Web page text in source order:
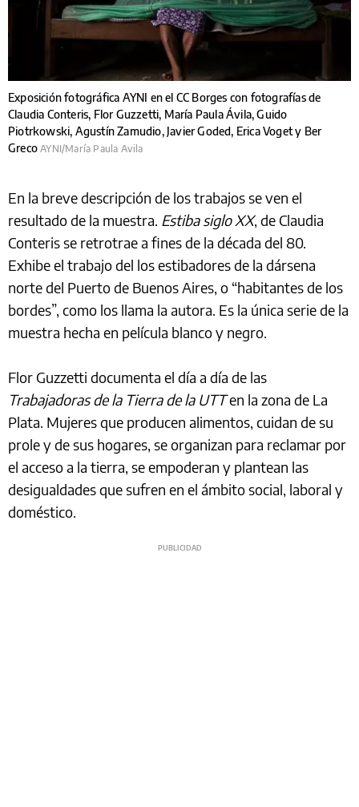
Exposición fotográfica AYNI en el CC Borges con fotografías de
Claudia Conteris, Flor Guzzetti, María Paula Ávila, Guido
Piotrkowski, Agustín Zamudio, Javier Goded, Erica Voget y Ber
GrecoAYNI/María Paula Avila
En la breve descripción de los trabajos se ven el
resultado de la muestra. Estiba siglo XX, de Claudia
Conteris se retrotrae a fines de la década del 80.
Exhibe el trabajo del los estibadores de la dársena
norte del Puerto de Buenos Aires, o “habitantes de los
bordes”, como los llama la autora. Es la única serie de la
muestra hecha en película blanco y negro.
Flor Guzzetti documenta el día a día de las
Trabajadoras de la Tierra de la UTTen la zona de La
Plata. Mujeres que producen alimentos, cuidan de su
prole y de sus hogares, se organizan para reclamar por
el acceso a la tierra, se empoderan y plantean las
desigualdades que sufren en el ámbito social, laboral y
doméstico.